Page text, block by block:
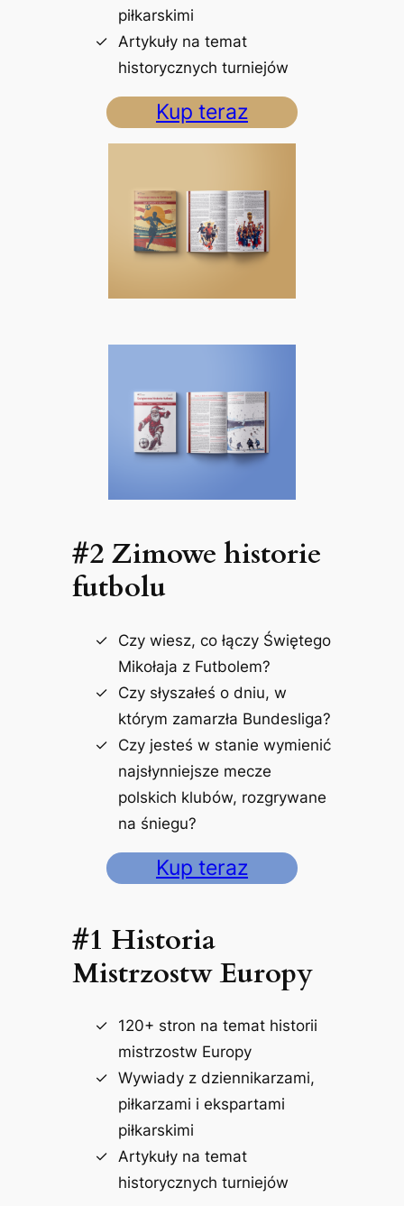
piłkarskimi
Artykuły na temat
historycznych turniejów
Kup teraz
#2 Zimowe historie
futbolu
Czy wiesz, co łączy Świętego
Mikołaja z Futbolem?
Czy słyszałeś o dniu, w
którym zamarzła Bundesliga?
Czy jesteś w stanie wymienić
najsłynniejsze mecze
polskich klubów, rozgrywane
na śniegu?
Kup teraz
#1 Historia
Mistrzostw Europy
120+ stron na temat historii
mistrzostw Europy
Wywiady z dziennikarzami,
piłkarzami i ekspartami
piłkarskimi
Artykuły na temat
historycznych turniejów